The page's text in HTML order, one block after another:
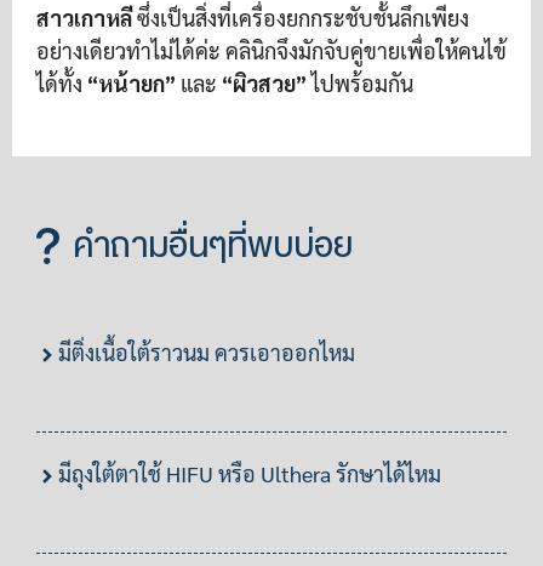
สาวเกาหลีซึ่งเป็นสิ่งที่เครื่องยกกระชับชั้นลึกเพียง
อย่างเดียวทำไม่ได้ค่ะ คลินิกจึงมักจับคู่ขายเพื่อให้คนไข้
ได้ทั้ง “หน้ายก” และ “ผิวสวย”ไปพร้อมกัน
คำถามอื่นๆที่พบบ่อย
มีติ่งเนื้อใต้ราวนม ควรเอาออกไหม
มีถุงใต้ตาใช้ HIFU หรือ Ulthera รักษาได้ไหม